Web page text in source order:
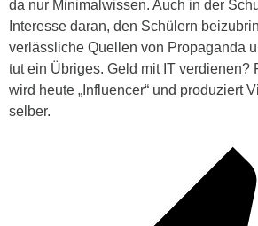
da nur Minimalwissen. Auch in der
Interesse daran, den Schülern
verlässliche Quellen von Propaganda
tut ein Übriges. Geld mit IT verdienen?
wird heute „Influencer“ und produziert
selber.